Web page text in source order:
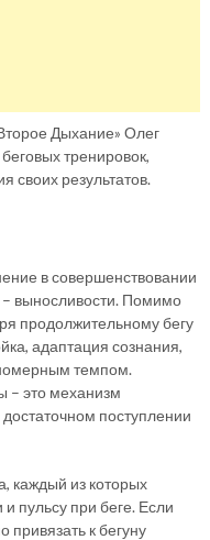
Дыхание» Олег
тренировок,
своих результатов.
в совершенствовании
– выносливости. Помимо
продолжительному бегу
адаптация сознания,
темпом.
– это механизм
поступлении
каждый из которых
пульсу при беге. Если
привязать к бегуну